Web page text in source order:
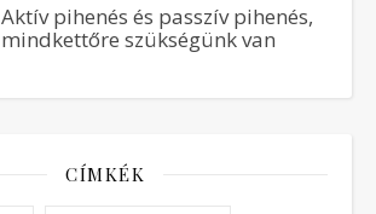
Aktív pihenés és passzív pihenés,
mindkettőre szükségünk van
CÍMKÉK